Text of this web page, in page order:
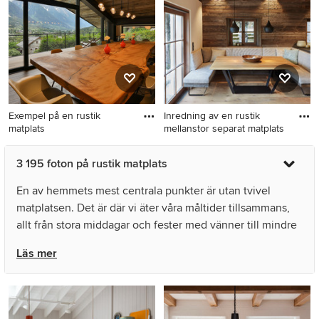
Exempel på en rustik
matplats
Exempel på en rustik
matplats
Inredning av en rustik
mellanstor separat matplats
Inredning av en rustik
mellanstor separat matplats,
bruna väggar och brunt golv
3 195 foton på rustik matplats
En av hemmets mest centrala punkter är utan tvivel
matplatsen. Det är där vi äter våra måltider tillsammans,
allt från stora middagar och fester med vänner till mindre
matplats i ditt kök eller i en separat matsal eller ett rustikt
matrum är inredning något många av oss lägger mycket
både en och två tankar på, från bord och stolar till mindre
rustika detaljer som servetthållare eller underlägg till glas.
Läs mer